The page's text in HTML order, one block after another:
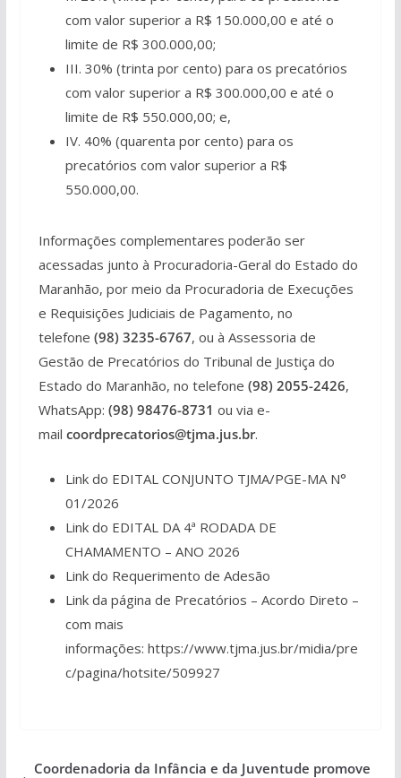
com valor superior a R$ 150.000,00 e até o
limite de R$ 300.000,00;
III. 30% (trinta por cento) para os precatórios
com valor superior a R$ 300.000,00 e até o
limite de R$ 550.000,00; e,
IV. 40% (quarenta por cento) para os
precatórios com valor superior a R$
550.000,00.
Informações complementares poderão ser
acessadas junto à Procuradoria-Geral do Estado do
Maranhão, por meio da Procuradoria de Execuções
e Requisições Judiciais de Pagamento, no
telefone (98) 3235-6767, ou à Assessoria de
Gestão de Precatórios do Tribunal de Justiça do
Estado do Maranhão, no telefone (98) 2055-2426,
WhatsApp: (98) 98476-8731 ou via e-
mail coordprecatorios@tjma.jus.br.
Link do EDITAL CONJUNTO TJMA/PGE-MA N°
01/2026
Link do EDITAL DA 4ª RODADA DE
CHAMAMENTO – ANO 2026
Link do Requerimento de Adesão
Link da página de Precatórios – Acordo Direto –
com mais
informações: https://www.tjma.jus.br/midia/pre
c/pagina/hotsite/509927
Coordenadoria da Infância e da Juventude promove